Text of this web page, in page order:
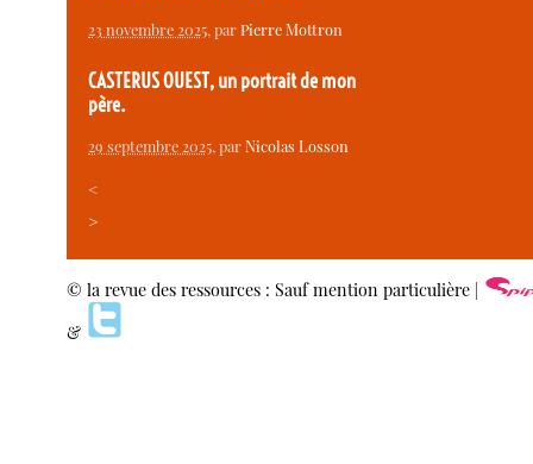
23 novembre 2025, parPierre Mottron
CASTERUS OUEST, un portrait de mon
père.
29 septembre 2025, parNicolas Losson
<
>
© la revue des ressources : Sauf mention particulière |
&